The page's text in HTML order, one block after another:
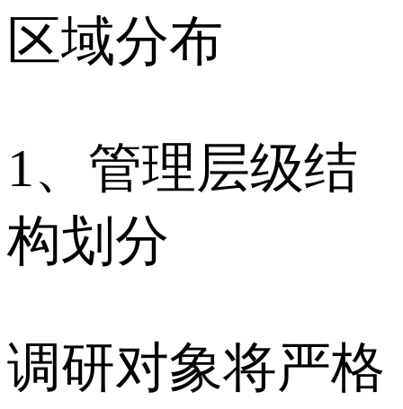
区域分布
1、管理层级结
构划分
调研对象将严格